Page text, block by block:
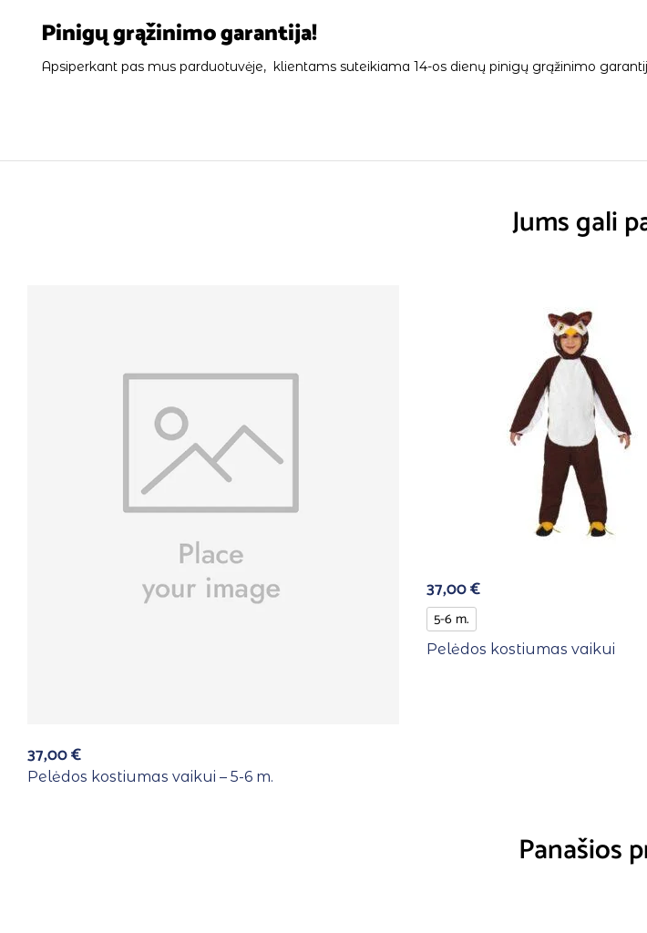
Pinigų grąžinimo garantija!
Apsiperkant pas mus parduotuvėje, klientams suteikiama 14-os dienų pinigų grąžinimo
Jums gali
37,00€
Pelėdos kostiumas vaikui – 5-6 m.
37,00€
5-6 m.
Pelėdos kostiumas vaikui
Panašios